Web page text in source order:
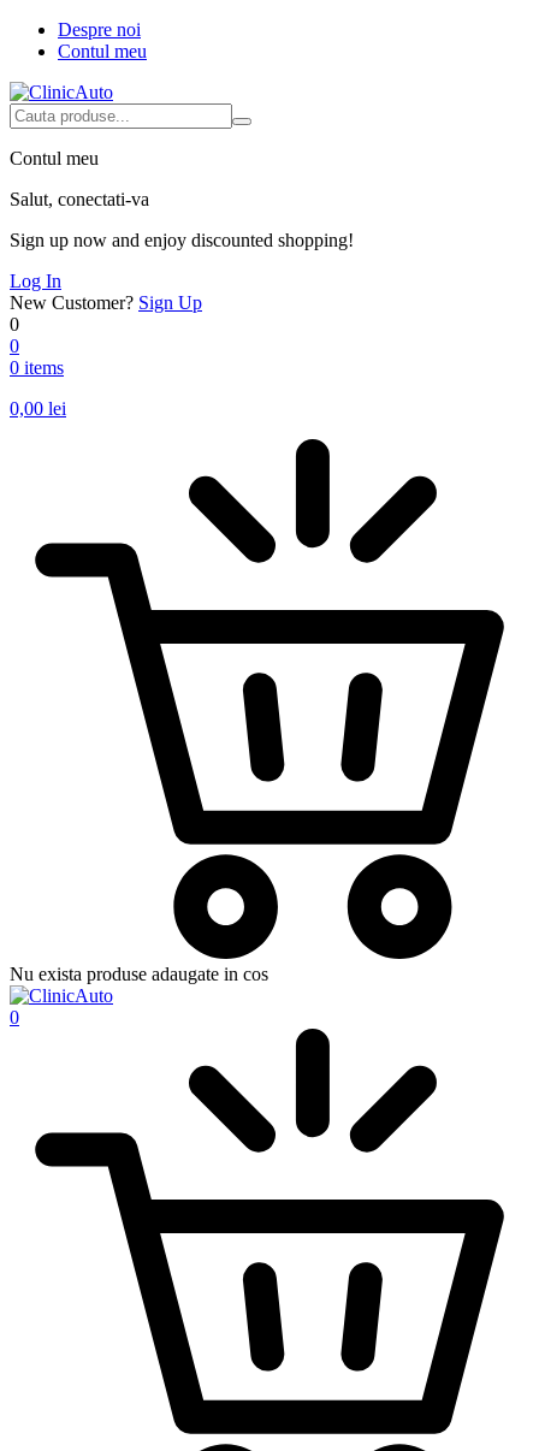
Despre noi
Contul meu
Contul meu
Salut, conectati-va
Sign up now and enjoy discounted shopping!
Log In
New Customer? Sign Up
0
0
0 items
0,00 lei
Nu exista produse adaugate in cos
0